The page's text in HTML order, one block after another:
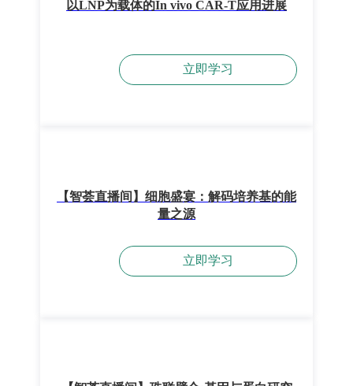
以LNP为载体的In vivo CAR-T应用进展
立即学习
【智荟直播间】细胞盛宴：解码培养基的能
量之源
立即学习